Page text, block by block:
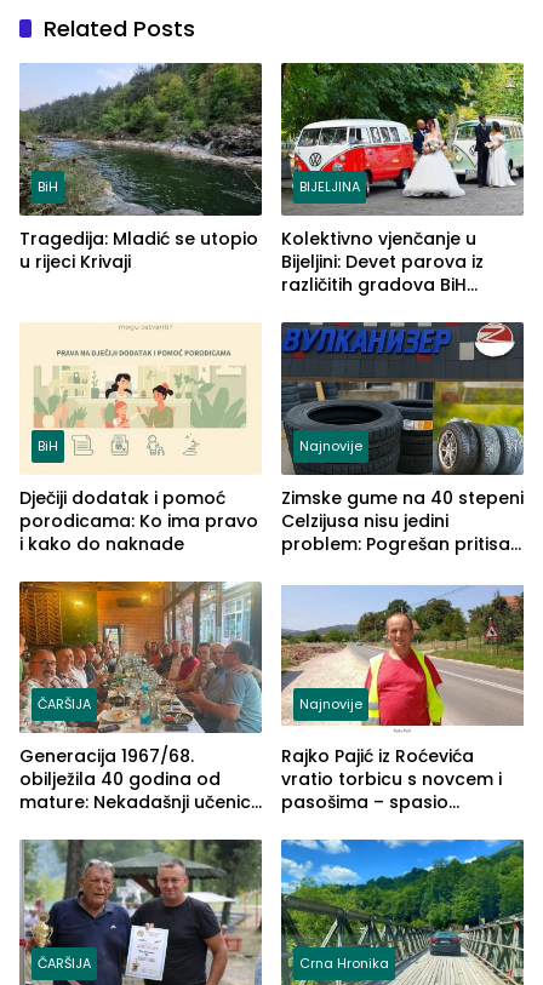
Related Posts
BiH
Tragedija: Mladić se utopio
u rijeci Krivaji
BIJELJINA
Kolektivno vjenčanje u
Bijeljini: Devet parova iz
različitih gradova BiH
BiH
Dječiji dodatak i pomoć
porodicama: Ko ima pravo
i kako do naknade
Najnovije
Zimske gume na 40 stepeni
Celzijusa nisu jedini
problem: Pogrešan pritisak
ČARŠIJA
Generacija 1967/68.
obilježila 40 godina od
mature: Nekadašnji učenici
(FOTO)
Najnovije
Rajko Pajić iz Roćevića
vratio torbicu s novcem i
pasošima – spasio
Grčkoj
ČARŠIJA Crna Hronika